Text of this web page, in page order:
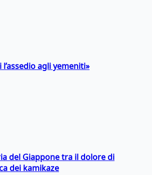
l’assedio agli yemeniti»
del Giappone tra il dolore di
dei kamikaze